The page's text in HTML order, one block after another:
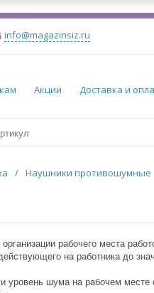
info@magazinsiz.ru
Акции Доставка и
/ Наушники противошумные
организации рабочего места
на работника до
уровень шума на рабочем